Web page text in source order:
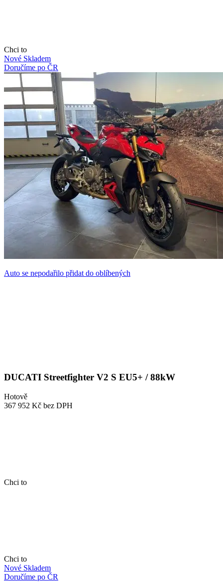
Chci to
Nové Skladem
Doručíme po ČR
Auto se nepodařilo přidat do oblíbených
DUCATI Streetfighter V2 S EU5+ / 88kW
Hotově
367 952 Kč bez DPH
Chci to
Chci to
Nové Skladem
Doručíme po ČR